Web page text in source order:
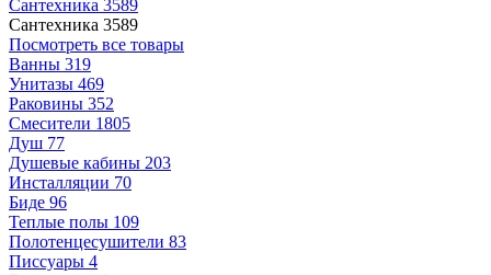
Сантехника 3589
Сантехника 3589
Посмотреть все товары
Ванны 319
Унитазы 469
Раковины 352
Смесители 1805
Душ 77
Душевые кабины 203
Инсталляции 70
Биде 96
Теплые полы 109
Полотенцесушители 83
Писсуары 4